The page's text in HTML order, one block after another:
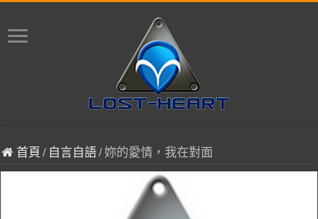
首頁 / 自言自語/妳的愛情，我在對面